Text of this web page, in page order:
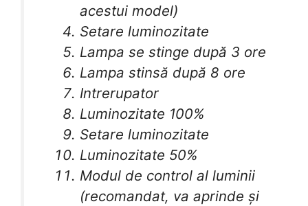
acestui model)
Setare luminozitate
Lampa se stinge după 3 ore
Lampa stinsă după 8 ore
Intrerupator
Luminozitate 100%
Setare luminozitate
Luminozitate 50%
Modul de control al luminii
(recomandat, va aprinde și